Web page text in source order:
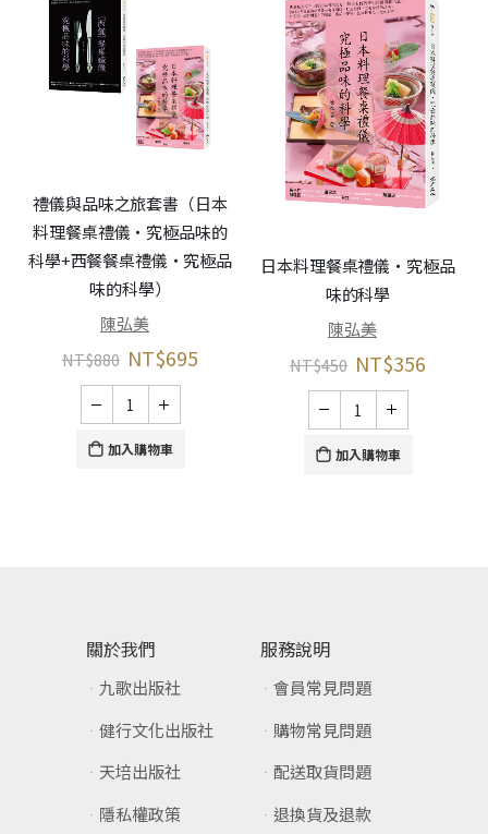
禮儀與品味之旅套書（日本
料理餐桌禮儀‧究極品味的
科學+西餐餐桌禮儀‧究極品
味的科學）
陳弘美
NT$880 NT$695
加入購物車
日本料理餐桌禮儀‧究極品
味的科學
陳弘美
NT$450 NT$356
加入購物車
關於我們
九歌出版社
健行文化出版社
天培出版社
隱私權政策
服務說明
會員常見問題
購物常見問題
配送取貨問題
退換貨及退款